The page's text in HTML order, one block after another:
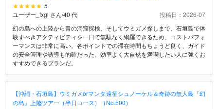
5
ユーザー_fxgl さん/40 代
投稿日：2026-07
幻の島への上陸から青の洞窟探検、そしてウミガメ探しまで、石垣島で体
験すべきアクティビティを一日で無駄なく網羅できるため、コストパフォ
ーマンスは非常に高い。各ポイントでの滞在時間もちょうど良く、ガイド
の安全管理や誘導も的確だった。効率よく大自然を満喫したい人に強くお
すすめできるプランだ。
【沖縄・石垣島】ウミガメorマンタ遠征シュノーケル＆奇跡の無人島「幻
の島」上陸ツアー（半日コース）（No.500）